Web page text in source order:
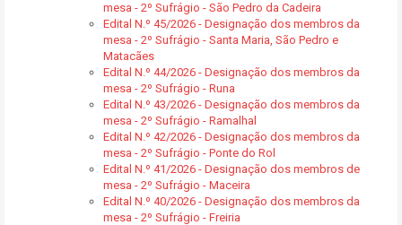
mesa - 2º Sufrágio - São Pedro da Cadeira
Edital N.º 45/2026 - Designação dos membros da
mesa - 2º Sufrágio - Santa Maria, São Pedro e
Matacães
Edital N.º 44/2026 - Designação dos membros da
mesa - 2º Sufrágio - Runa
Edital N.º 43/2026 - Designação dos membros da
mesa - 2º Sufrágio - Ramalhal
Edital N.º 42/2026 - Designação dos membros da
mesa - 2º Sufrágio - Ponte do Rol
Edital N.º 41/2026 - Designação dos membros de
mesa - 2º Sufrágio - Maceira
Edital N.º 40/2026 - Designação dos membros da
mesa - 2º Sufrágio - Freiria